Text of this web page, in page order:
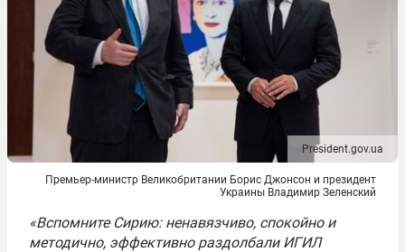
President.gov.ua
Премьер-министр Великобритании Борис Джонсон и президент
Украины Владимир Зеленский
«Вспомните Сирию: ненавязчиво, спокойно и
методично, эффективно раздолбали ИГИЛ